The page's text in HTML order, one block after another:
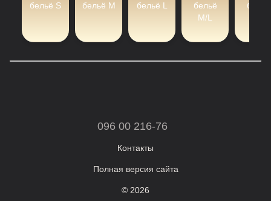
бельё S
бельё M
бельё L
бельё
M/L
бельё
096 00 216-76
Контакты
Полная версия сайта
© 2026